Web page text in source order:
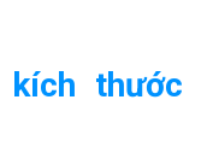
thước